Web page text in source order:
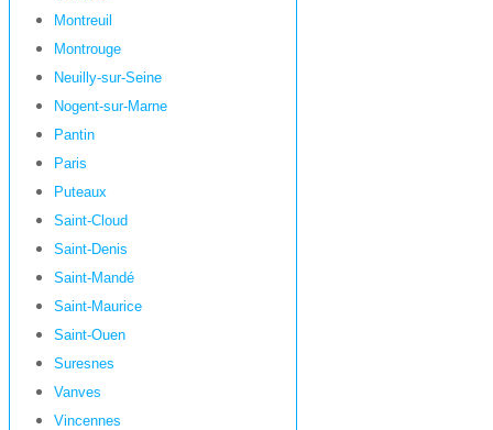
Montreuil
Montrouge
Neuilly-sur-Seine
Nogent-sur-Marne
Pantin
Paris
Puteaux
Saint-Cloud
Saint-Denis
Saint-Mandé
Saint-Maurice
Saint-Ouen
Suresnes
Vanves
Vincennes